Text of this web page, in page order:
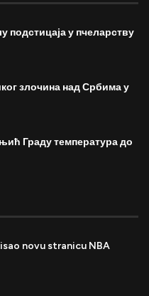
подстицаја у пчеларству
злочина над Србима у
Граду температура до
novu stranicu NBA